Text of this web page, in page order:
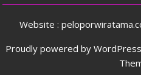
Website :
Proudly powered by WordPress